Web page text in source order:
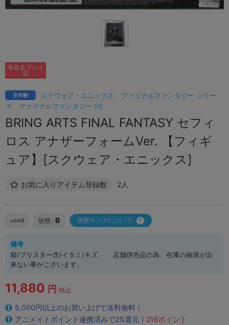
スクウェア・エニックス
ファイナルファンタジー シリー
ズ
ファイナルファンタジー VII
全年齢
BRING ARTS FINAL FANTASY セフィ
ロス アナザーフォームVer. 【フィギ
ュア】[スクウェア・エニックス]
お気に入りアイテム登録数 2人
海老名マルイ
店
used 状態 : B 状態ランクについて
備考
箱(ブリスター含)イタミ/キズ 店舗併売品の為、在庫の確保が出
来ない事がございます。
11,880 円 税込
5,000円以上のお買い上げで送料無料！
アニメイトポイント連携済みで2%還元！ 216ポイント